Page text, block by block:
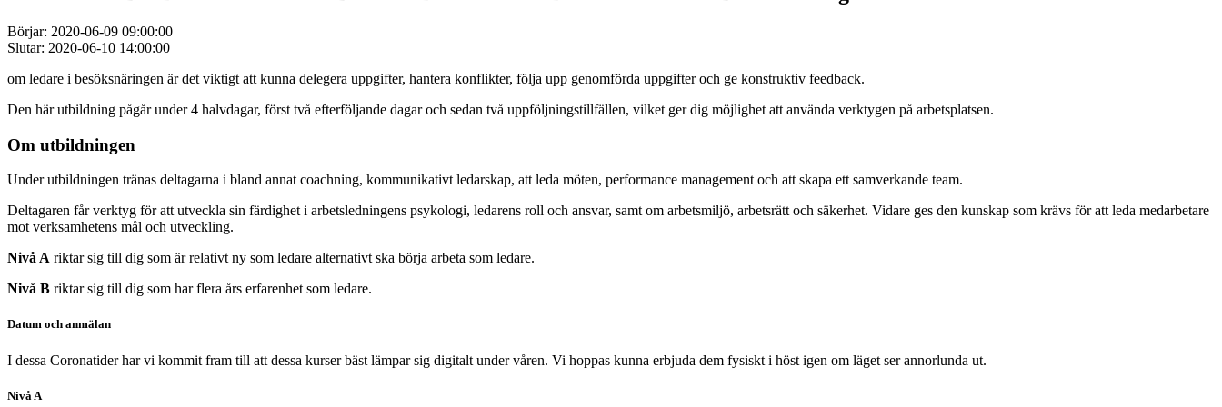
Börjar: 2020-06-09 09:00:00
Slutar: 2020-06-10 14:00:00
om ledare i besöksnäringen är det viktigt att kunna delegera uppgifter, hantera konflikter, följa upp genomförda uppgifter och ge konstruktiv feedback.
Den här utbildning pågår under 4 halvdagar, först två efterföljande dagar och sedan två uppföljningstillfällen, vilket ger dig möjlighet att använda verktygen på arbetsplatsen.
Om utbildningen
Under utbildningen tränas deltagarna i bland annat coachning, kommunikativt ledarskap, att leda möten, performance management och att skapa ett samverkande team.
Deltagaren får verktyg för att utveckla sin färdighet i arbetsledningens psykologi, ledarens roll och ansvar, samt om arbetsmiljö, arbetsrätt och säkerhet. Vidare ges den kunskap som krävs för att leda medarbetare
mot verksamhetens mål och utveckling.
Nivå A riktar sig till dig som är relativt ny som ledare alternativt ska börja arbeta som ledare.
Nivå B riktar sig till dig som har flera års erfarenhet som ledare.
Datum och anmälan
I dessa Coronatider har vi kommit fram till att dessa kurser bäst lämpar sig digitalt under våren. Vi hoppas kunna erbjuda dem fysiskt i höst igen om läget ser annorlunda ut.
Nivå A